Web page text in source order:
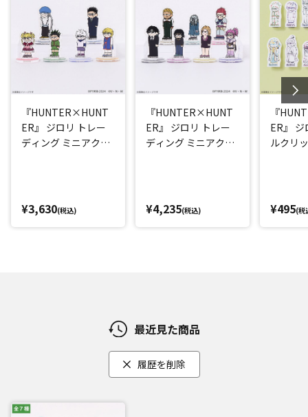
『HUNTER×HUNT
ER』 ジロリ トレー
ディング ミニアクリ
¥3,630(税込)
『HUNTER×HUNT
ER』 ジロリ トレー
ディング ミニアクリ
¥4,235(税込)
『
ER』
ルクリ
¥495(税
最近見た商品
履歴を削除